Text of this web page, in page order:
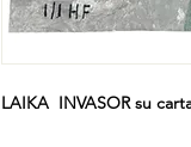
LAIKA INVASOR su